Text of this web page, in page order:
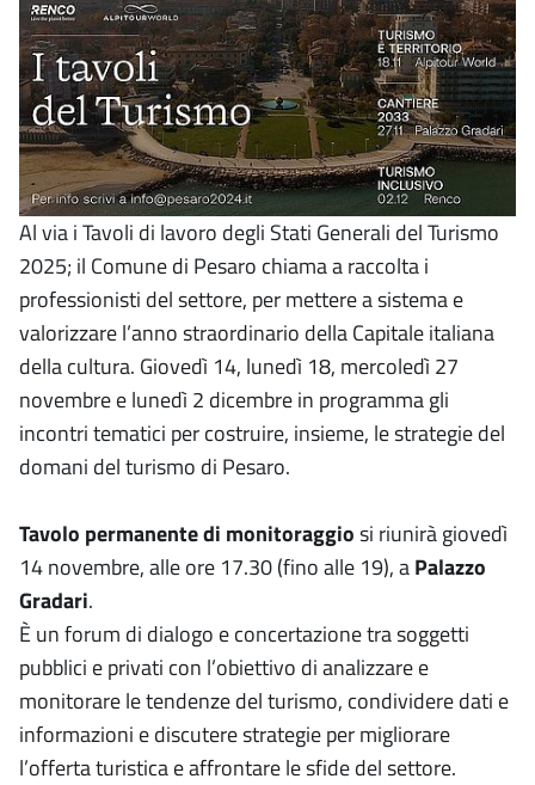
Al via i Tavoli di lavoro degli Stati Generali del Turismo
2025; il Comune di Pesaro chiama a raccolta i
professionisti del settore, per mettere a sistema e
valorizzare l’anno straordinario della Capitale italiana
della cultura. Giovedì 14, lunedì 18, mercoledì 27
novembre e lunedì 2 dicembre in programma gli
incontri tematici per costruire, insieme, le strategie del
domani del turismo di Pesaro.
Tavolo permanente di monitoraggiosi riunirà giovedì
14 novembre, alle ore 17.30 (fino alle 19), aPalazzo
Gradari.
È un forum di dialogo e concertazione tra soggetti
pubblici e privati con l’obiettivo di analizzare e
monitorare le tendenze del turismo, condividere dati e
informazioni e discutere strategie per migliorare
l’offerta turistica e affrontare le sfide del settore.